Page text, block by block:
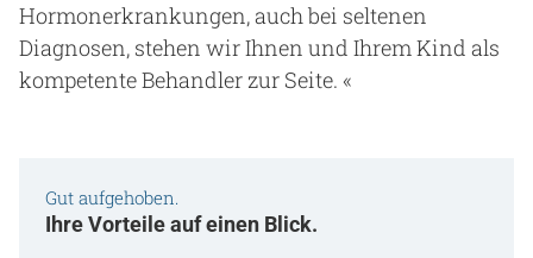
Hormonerkrankungen, auch bei seltenen
Diagnosen, stehen wir Ihnen und Ihrem Kind als
kompetente Behandler zur Seite.
Gut aufgehoben.
Ihre Vorteile auf einen Blick.